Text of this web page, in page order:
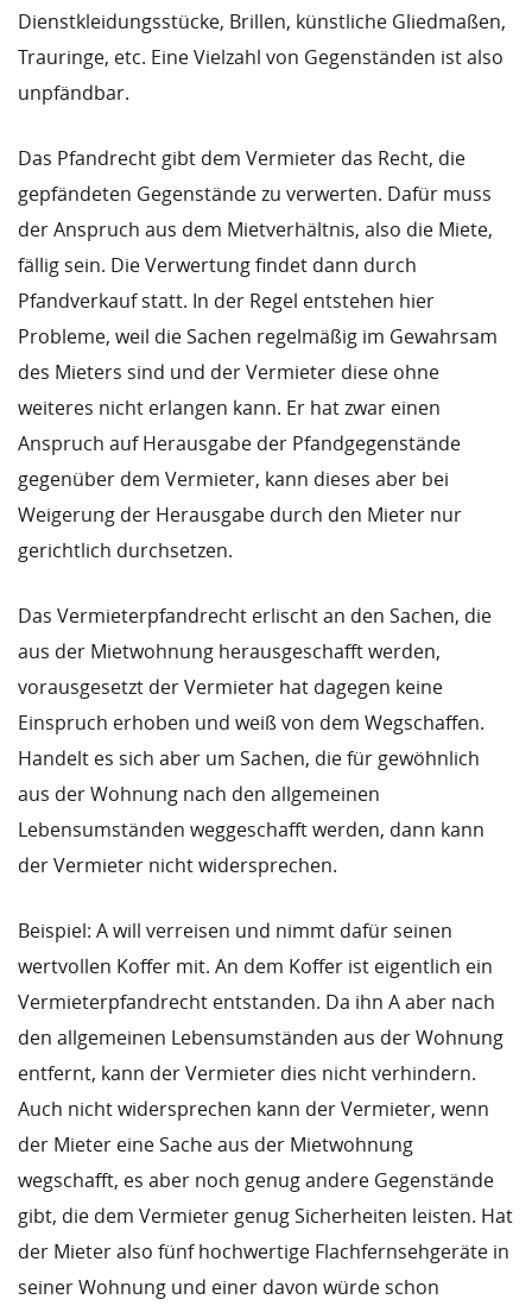
Dienstkleidungsstücke, Brillen, künstliche Gliedmaßen,
Trauringe, etc. Eine Vielzahl von Gegenständen ist also
unpfändbar.
Das Pfandrecht gibt dem Vermieter das Recht, die
gepfändeten Gegenstände zu verwerten. Dafür muss
der Anspruch aus dem Mietverhältnis, also die Miete,
fällig sein. Die Verwertung findet dann durch
Pfandverkauf statt. In der Regel entstehen hier
Probleme, weil die Sachen regelmäßig im Gewahrsam
des Mieters sind und der Vermieter diese ohne
weiteres nicht erlangen kann. Er hat zwar einen
Anspruch auf Herausgabe der Pfandgegenstände
gegenüber dem Vermieter, kann dieses aber bei
Weigerung der Herausgabe durch den Mieter nur
gerichtlich durchsetzen.
Das Vermieterpfandrecht erlischt an den Sachen, die
aus der Mietwohnung herausgeschafft werden,
vorausgesetzt der Vermieter hat dagegen keine
Einspruch erhoben und weiß von dem Wegschaffen.
Handelt es sich aber um Sachen, die für gewöhnlich
aus der Wohnung nach den allgemeinen
Lebensumständen weggeschafft werden, dann kann
der Vermieter nicht widersprechen.
Beispiel: A will verreisen und nimmt dafür seinen
wertvollen Koffer mit. An dem Koffer ist eigentlich ein
Vermieterpfandrecht entstanden. Da ihn A aber nach
den allgemeinen Lebensumständen aus der Wohnung
entfernt, kann der Vermieter dies nicht verhindern.
Auch nicht widersprechen kann der Vermieter, wenn
der Mieter eine Sache aus der Mietwohnung
wegschafft, es aber noch genug andere Gegenstände
gibt, die dem Vermieter genug Sicherheiten leisten. Hat
der Mieter also fünf hochwertige Flachfernsehgeräte in
seiner Wohnung und einer davon würde schon